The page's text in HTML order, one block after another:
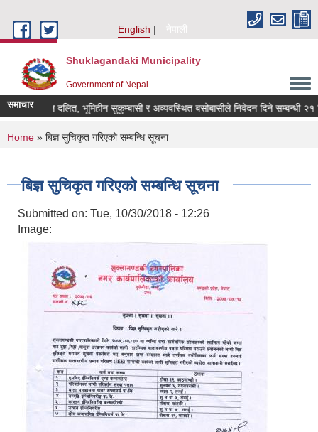
English
नेपाली
Shuklagandaki Municipality
Government of Nepal
समाचार
भूमिहीन दलित, भूमिहीन सुकुम्बासी र अव्यवस्थित बसोबासीले निवेदन दिने सम्बन्धी २१
You are here
Home » बिज्ञ सुचिकृत गरिएको सम्बन्धि सूचना
बिज्ञ सुचिकृत गरिएको सम्बन्धि सूचना
Submitted on: Tue, 10/30/2018 - 12:26
Image: